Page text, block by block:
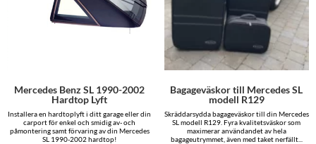
Mercedes Benz SL 1990-2002
Hardtop Lyft
Installera en hardtoplyft i ditt garage eller din
carport för enkel och smidig av- och
påmontering samt förvaring av din Mercedes
SL 1990-2002 hardtop!
Bagageväskor till Mercedes SL
modell R129
Skräddarsydda bagageväskor till din Mercedes
SL modell R129. Fyra kvalitetsväskor som
maximerar användandet av hela
bagageutrymmet, även med taket nerfällt...